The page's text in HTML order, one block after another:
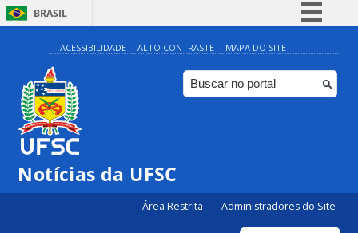
BRASIL
Simplifique!
Comunica BR
Participe
ACESSIBILIDADE ALTO CONTRASTE MAPA DO SITE
Notícias da UFSC
Área Restrita Administradores do Site